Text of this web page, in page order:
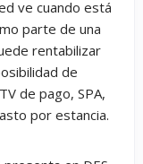
ve cuando está
parte de una
rentabilizar
de
de pago, SPA,
por estancia.